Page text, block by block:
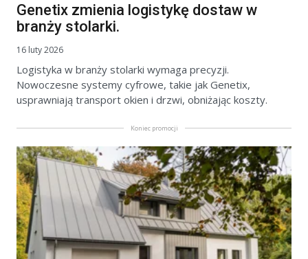
Genetix zmienia logistykę dostaw w
branży stolarki.
16 luty 2026
Logistyka w branży stolarki wymaga precyzji.
Nowoczesne systemy cyfrowe, takie jak Genetix,
usprawniają transport okien i drzwi, obniżając koszty.
Koniec promocji